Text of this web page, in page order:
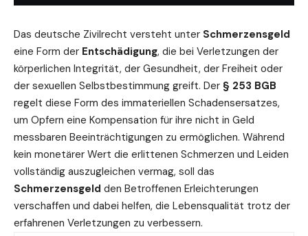
Das deutsche Zivilrecht versteht unter Schmerzensgeld
eine Form der Entschädigung, die bei Verletzungen der
körperlichen Integrität, der Gesundheit, der Freiheit oder
der sexuellen Selbstbestimmung greift. Der § 253 BGB
regelt diese Form des immateriellen Schadensersatzes,
um Opfern eine Kompensation für ihre nicht in Geld
messbaren Beeinträchtigungen zu ermöglichen. Während
kein monetärer Wert die erlittenen Schmerzen und Leiden
vollständig auszugleichen vermag, soll das
Schmerzensgeld den Betroffenen Erleichterungen
verschaffen und dabei helfen, die Lebensqualität trotz der
erfahrenen Verletzungen zu verbessern.